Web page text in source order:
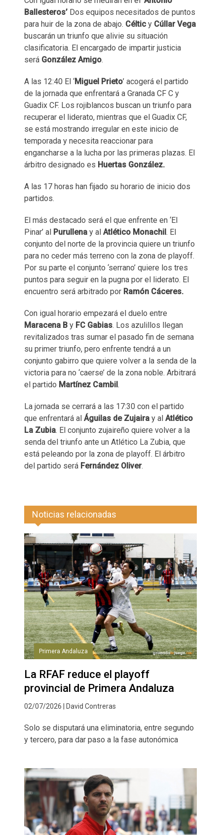
Ballesteros’ Dos equipos necesitados de puntos
para huir de la zona de abajo. Céltic y Cúllar Vega
buscarán un triunfo que alivie su situación
clasificatoria. El encargado de impartir justicia
será González Amigo.
A las 12:40 El ‘Miguel Prieto’ acogerá el partido
de la jornada que enfrentará a Granada CF C y
Guadix CF. Los rojiblancos buscan un triunfo para
recuperar el liderato, mientras que el Guadix CF,
se está mostrando irregular en este inicio de
temporada y necesita reaccionar para
engancharse a la lucha por las primeras plazas. El
árbitro designado es Huertas González.
A las 17 horas han fijado su horario de inicio dos
partidos.
El más destacado será el que enfrente en ‘El
Pinar’ al Purullena y al Atlético Monachil . El
conjunto del norte de la provincia quiere un triunfo
para no ceder más terreno con la zona de playoff.
Por su parte el conjunto ‘serrano’ quiere los tres
puntos para seguir en la pugna por el liderato. El
encuentro será arbitrado por Ramón Cáceres.
Con igual horario empezará el duelo entre
Maracena B y FC Gabias. Los azulillos llegan
revitalizados tras sumar el pasado fin de semana
su primer triunfo, pero enfrente tendrá a un
conjunto gabirro que quiere volver a la senda de la
victoria para no ‘caerse’ de la zona noble. Arbitrará
el partido Martínez Cambil .
La jornada se cerrará a las 17:30 con el partido
que enfrentará al Águilas de Zujaira y al Atlético
La Zubia. El conjunto zujaireño quiere volver a la
senda del triunfo ante un Atlético La Zubia, que
está peleando por la zona de playoff. El árbitro
del partido será Fernández Oliver.
Noticias relacionadas
Primera Andaluza
La RFAF reduce el playoff
provincial de Primera Andaluza
02/07/2026 | David Contreras
Solo se disputará una eliminatoria, entre segundo
y tercero, para dar paso a la fase autonómica